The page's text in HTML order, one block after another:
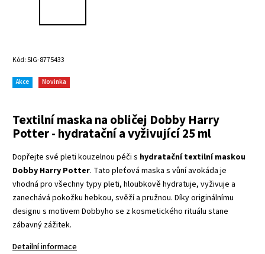
Kód:SIG-8775433
Akce Novinka
Textilní maska na obličej Dobby Harry
Potter - hydratační a vyživující 25 ml
Dopřejte své pleti kouzelnou péči s hydratační textilní maskou
Dobby Harry Potter. Tato pleťová maska s vůní avokáda je
vhodná pro všechny typy pleti, hloubkově hydratuje, vyživuje a
zanechává pokožku hebkou, svěží a pružnou. Díky originálnímu
designu s motivem Dobbyho se z kosmetického rituálu stane
zábavný zážitek.
Detailní informace